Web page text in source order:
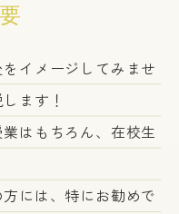
イメージしてみませ
ます！
はもちろん、在校生
には、特にお勧めで